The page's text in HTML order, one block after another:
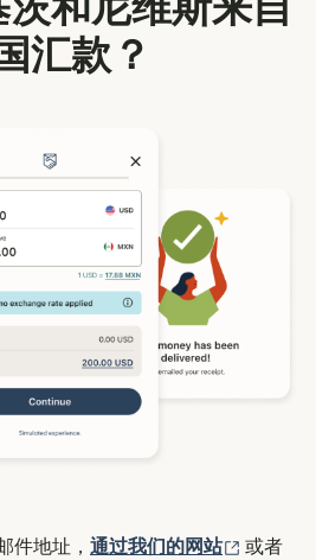
和尼维斯来自
汇款？
件地址， 通过我们的网站 （在新
或者